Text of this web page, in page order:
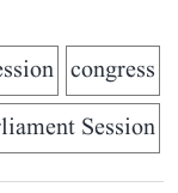
congress
Session